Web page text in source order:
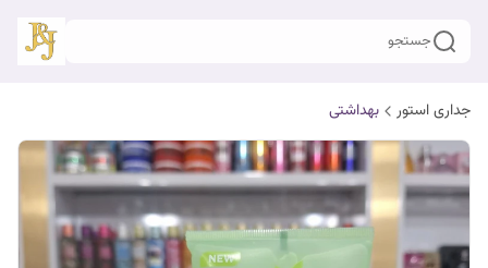
جستجو
جداری استور بهداشتی